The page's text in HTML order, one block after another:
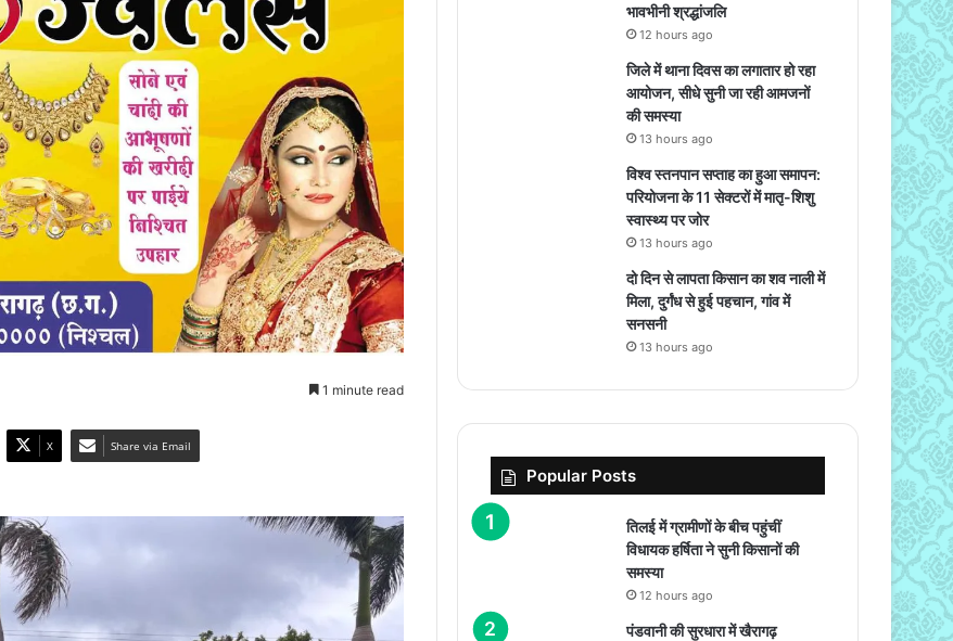
1 minute read
X Share via Email
भावभीनी श्रद्धांजलि
12 hours ago
जिले में थाना दिवस का लगातार हो रहा
आयोजन, सीधे सुनी जा रही आमजनों
की समस्या
13 hours ago
विश्व स्तनपान सप्ताह का हुआ समापन:
परियोजना के 11 सेक्टरों में मातृ-शिशु
स्वास्थ्य पर जोर
13 hours ago
दो दिन से लापता किसान का शव नाली में
मिला, दुर्गंध से हुई पहचान, गांव में
सनसनी
13 hours ago
Popular Posts
तिलई में ग्रामीणों के बीच पहुंचीं
विधायक हर्षिता ने सुनी किसानों की
समस्या
12 hours ago
पंडवानी की सुरधारा में खैरागढ़